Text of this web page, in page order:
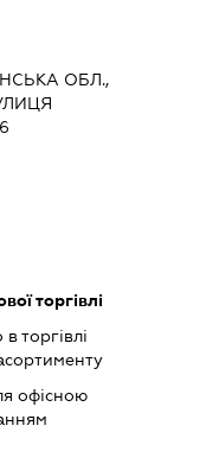
ОБЛ.,
торгівлі
торгівлі
офісною